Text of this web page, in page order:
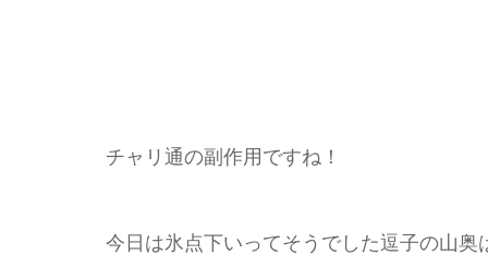
チャリ通の副作用ですね！
今日は氷点下いってそうでした逗子の山奥